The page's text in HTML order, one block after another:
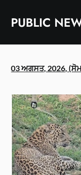
contentPUBLIC
03 ਅਗਸਤ, 2026,